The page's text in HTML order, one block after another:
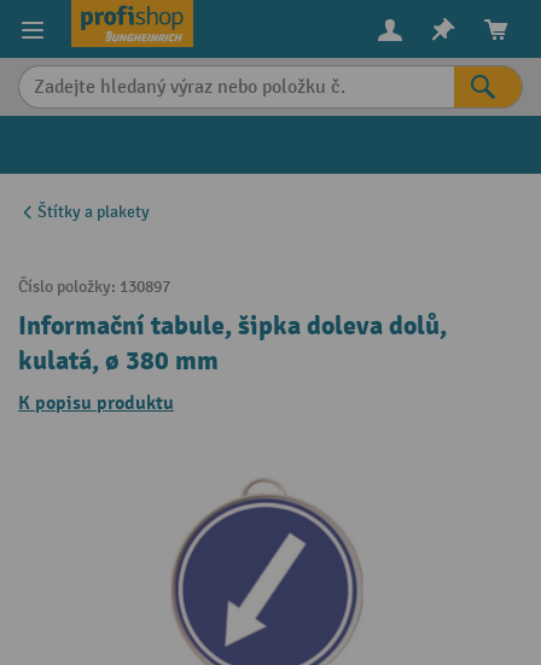
content
Štítky a plakety
Číslo položky: 130897
Informační tabule, šipka doleva dolů,
kulatá, ø 380 mm
K popisu produktu